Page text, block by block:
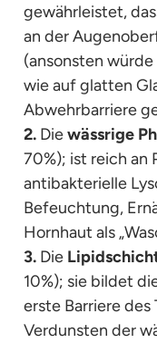
gewährleistet,
an der
(ansonsten
wie auf glatten
Abwehrbarriere
2. Diewässrige
70%); ist reich an
antibakterielle
Befeuchtung,
Hornhaut als
3. Die
10%); sie bildet
erste Barriere
Verdunsten der